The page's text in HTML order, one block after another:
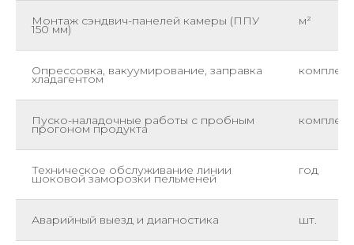
Монтаж сэндвич-панелей камеры (ППУ
150 мм)
м²
Опрессовка, вакуумирование, заправка
хладагентом
комплект
Пуско-наладочные работы с пробным
прогоном продукта
комплект
Техническое обслуживание линии
шоковой заморозки пельменей
год
Аварийный выезд и диагностика шт.